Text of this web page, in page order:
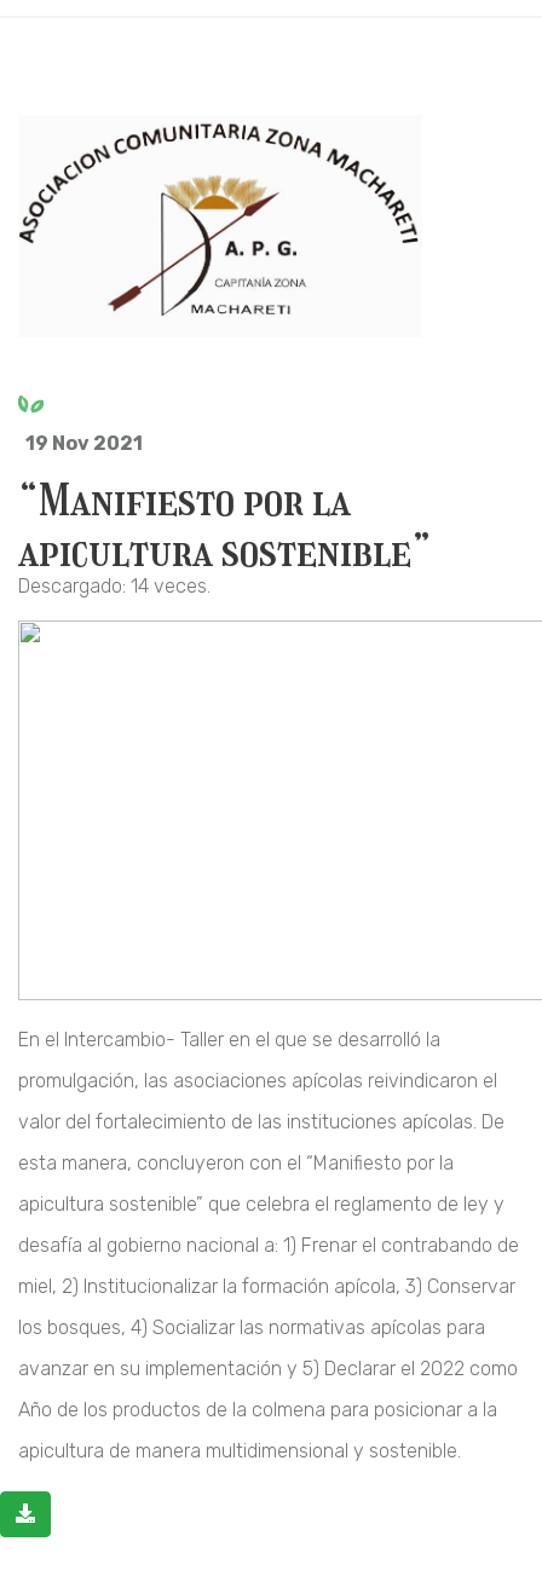
19 Nov 2021
“Manifiesto por la
apicultura sostenible”
Descargado: 14 veces.
En el Intercambio- Taller en el que se desarrolló la
promulgación, las asociaciones apícolas reivindicaron el
valor del fortalecimiento de las instituciones apícolas. De
esta manera, concluyeron con el “Manifiesto por la
apicultura sostenible” que celebra el reglamento de ley y
desafía al gobierno nacional a: 1) Frenar el contrabando de
miel, 2) Institucionalizar la formación apícola, 3) Conservar
los bosques, 4) Socializar las normativas apícolas para
avanzar en su implementación y 5) Declarar el 2022 como
Año de los productos de la colmena para posicionar a la
apicultura de manera multidimensional y sostenible.